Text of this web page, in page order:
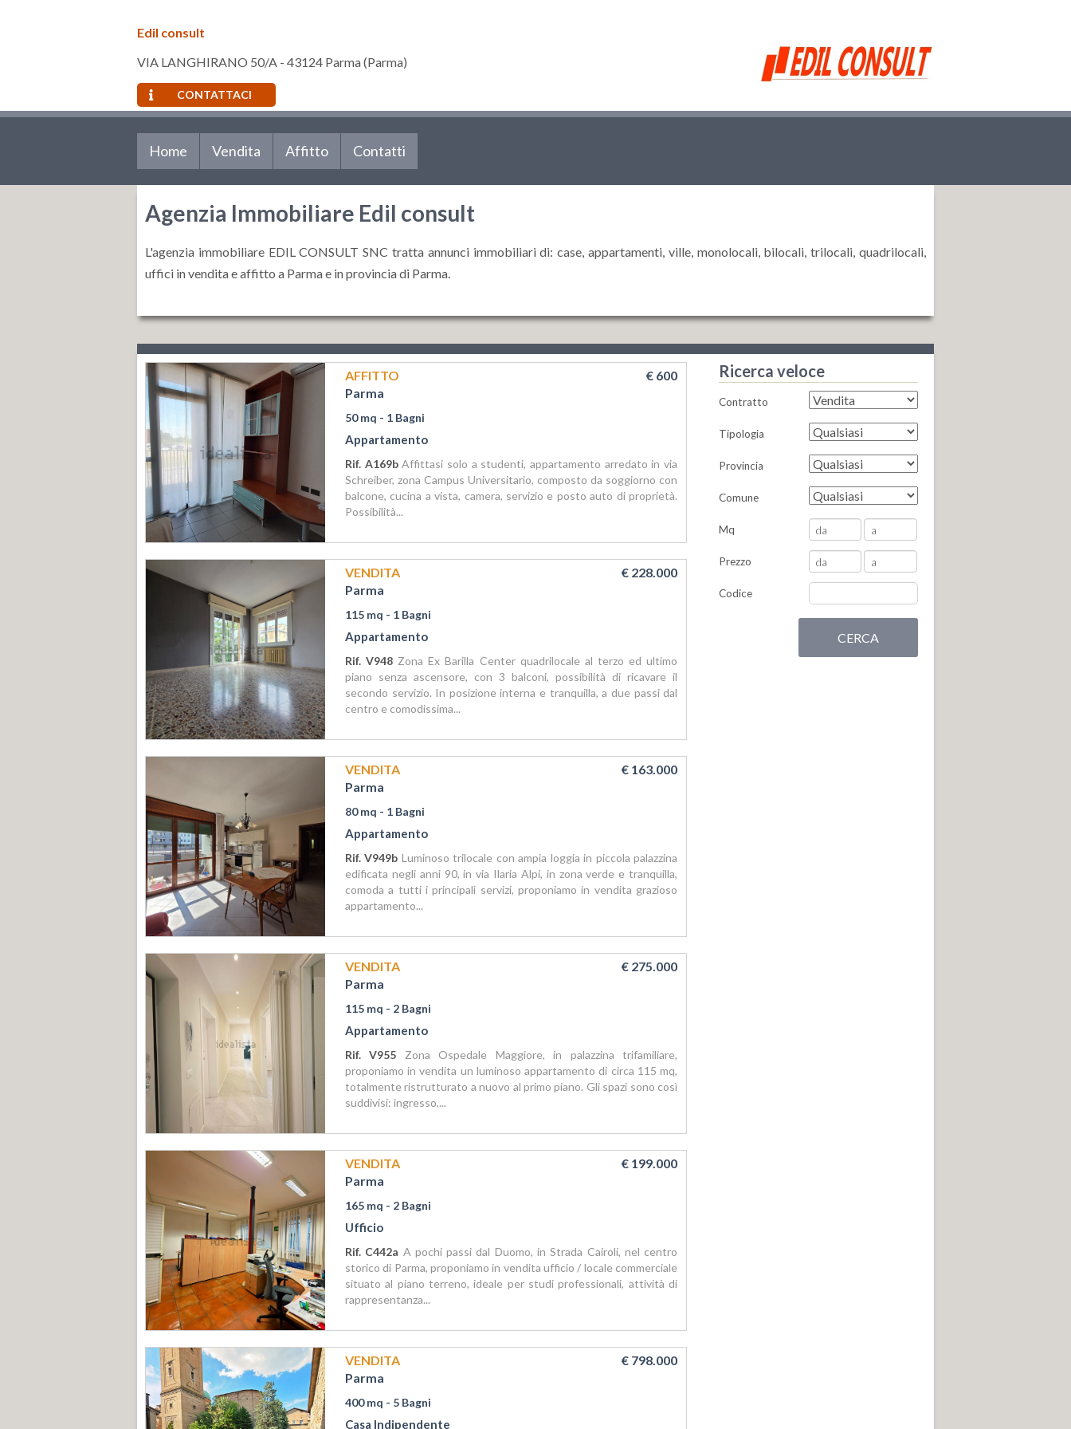
Edil consult
VIA LANGHIRANO 50/A - 43124 Parma (Parma)
CONTATTACI
Home Vendita Affitto Contatti
Agenzia Immobiliare Edil consult
L'agenzia immobiliare EDIL CONSULT SNC tratta annunci immobiliari di: case, appartamenti, ville, monolocali, bilocali, trilocali, quadrilocali,
uffici in vendita e affitto a Parma e in provincia di Parma.
AFFITTO
€ 600
Parma
50 mq - 1 Bagni
Appartamento
Rif. A169bAffittasi solo a studenti, appartamento arredato in via
Schreiber, zona Campus Universitario, composto da soggiorno con
balcone, cucina a vista, camera, servizio e posto auto di proprietà.
Possibilità...
VENDITA
€ 228.000
Parma
115 mq - 1 Bagni
Appartamento
Rif. V948 Zona Ex Barilla Center quadrilocale al terzo ed ultimo
piano senza ascensore, con 3 balconi, possibilità di ricavare il
secondo servizio. In posizione interna e tranquilla, a due passi dal
centro e comodissima...
VENDITA
€ 163.000
Parma
80 mq - 1 Bagni
Appartamento
Rif. V949b Luminoso trilocale con ampia loggia in piccola palazzina
edificata negli anni 90, in via Ilaria Alpi, in zona verde e tranquilla,
comoda a tutti i principali servizi, proponiamo in vendita grazioso
appartamento...
VENDITA
€ 275.000
Parma
115 mq - 2 Bagni
Appartamento
Rif. V955 Zona Ospedale Maggiore, in palazzina trifamiliare,
proponiamo in vendita un luminoso appartamento di circa 115 mq,
totalmente ristrutturato a nuovo al primo piano. Gli spazi sono così
suddivisi: ingresso,...
VENDITA
€ 199.000
Parma
165 mq - 2 Bagni
Ufficio
Rif. C442a A pochi passi dal Duomo, in Strada Cairoli, nel centro
storico di Parma, proponiamo in vendita ufficio / locale commerciale
situato al piano terreno, ideale per studi professionali, attività di
rappresentanza...
VENDITA
€ 798.000
Parma
400 mq - 5 Bagni
Casa Indipendente
Ricerca veloce
Contratto
Tipologia
Provincia
Comune
Mq
Prezzo
Codice
CERCA